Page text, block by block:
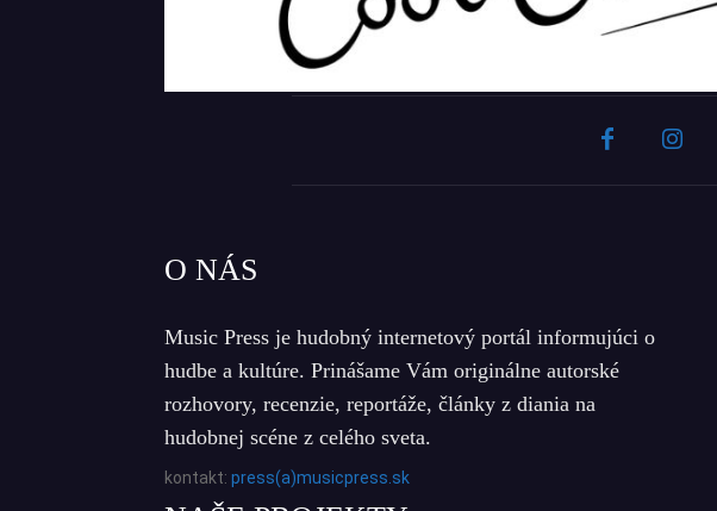
O NÁS
Music Press je hudobný internetový portál informujúci o
hudbe a kultúre. Prinášame Vám originálne autorské
rozhovory, recenzie, reportáže, články z diania na
hudobnej scéne z celého sveta.
kontakt: press(a)musicpress.sk